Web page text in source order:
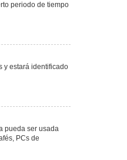
periodo de tiempo
y estará identificado
pueda ser usada
PCs de